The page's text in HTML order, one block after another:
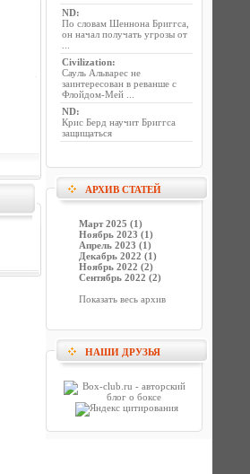
ND:
По словам Шеннона Бриггса,
он начал получать угрозы от
Civilization:
Сауль Альварес не
заинтересован в реванше с
Флойдом-Мей ...
ND:
Крис Берд научит Бриггса
защищаться
АРХИВ СТАТЕЙ
Март 2025 (1)
Ноябрь 2023 (1)
Апрель 2023 (1)
Декабрь 2022 (1)
Ноябрь 2022 (2)
Сентябрь 2022 (2)
Показать весь архив
НАШИ ДРУЗЬЯ